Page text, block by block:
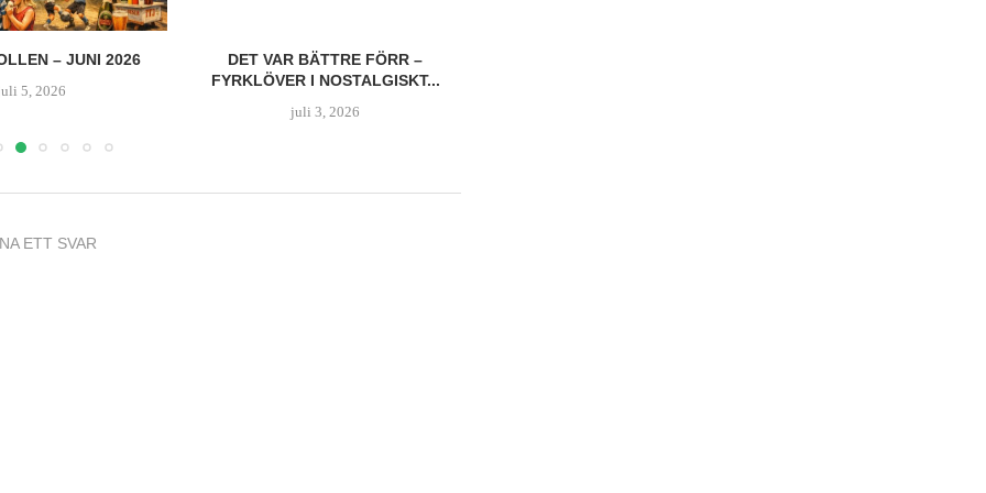
BÄTTRE FÖRR –
RECENSION: AVATAR 3-MOVIE
COLLECTION (UHD 4K + BD)
juni 25, 2026
ETT SVAR